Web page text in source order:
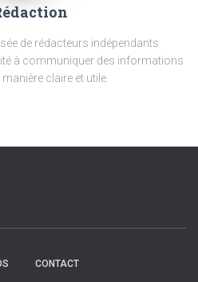
de rédacteurs indépendants
à communiquer des informations
claire et utile.
CONTACT